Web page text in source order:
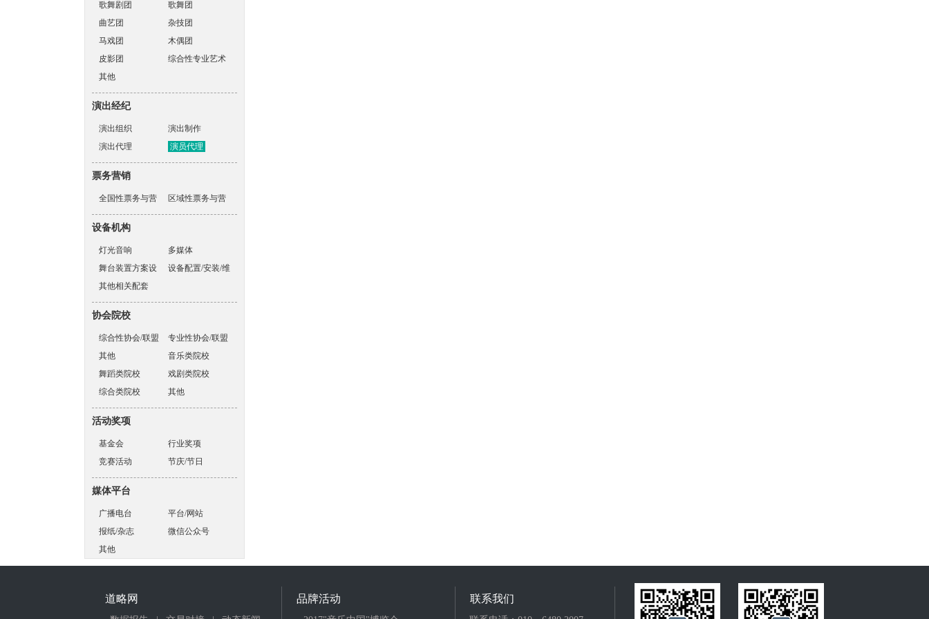
歌舞剧团
歌舞团
曲艺团
杂技团
马戏团
木偶团
皮影团
综合性专业艺术
其他
演出经纪
演出组织
演出制作
演出代理
演员代理
票务营销
全国性票务与营
销机构
区域性票务与营
销机构
设备机构
灯光音响
多媒体
舞台装置方案设
计
设备配置/安装/维
其他相关配套
协会院校
综合性协会/联盟
专业性协会/联盟
其他
音乐类院校
舞蹈类院校
戏剧类院校
综合类院校
其他
活动奖项
基金会
行业奖项
竞赛活动
节庆/节日
媒体平台
广播电台
平台/网站
报纸/杂志
微信公众号
其他
道略网 品牌活动 联系我们